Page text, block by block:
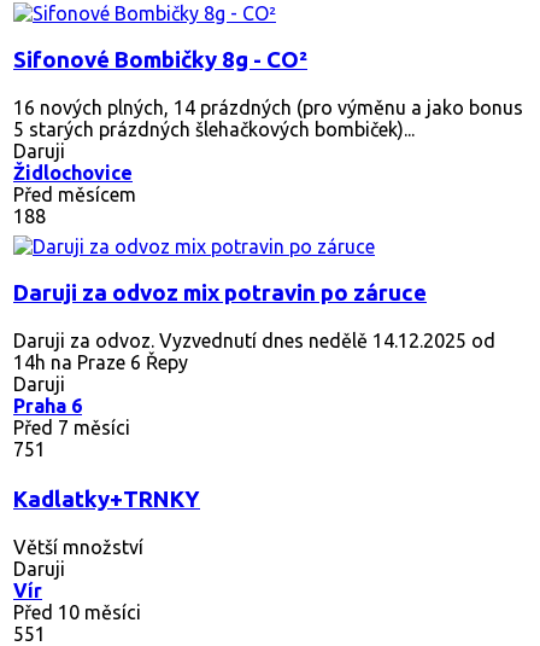
Sifonové Bombičky 8g - CO²
16 nových plných, 14 prázdných (pro výměnu a jako bonus
5 starých prázdných šlehačkových bombiček)...
Daruji
Židlochovice
Před měsícem
188
Daruji za odvoz mix potravin po záruce
Daruji za odvoz. Vyzvednutí dnes nedělě 14.12.2025 od
14h na Praze 6 Řepy
Daruji
Praha 6
Před 7 měsíci
751
Kadlatky+TRNKY
Větší množství
Daruji
Vír
Před 10 měsíci
551